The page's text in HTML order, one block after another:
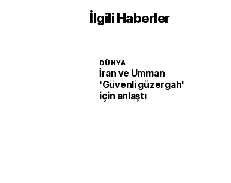
İlgili Haberler
DÜNYA
İran ve Umman
'Güvenli güzergah'
için anlaştı